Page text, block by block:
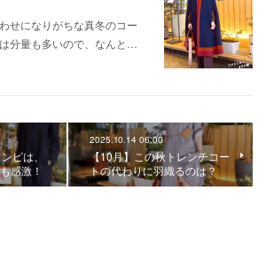
せになりがちな真冬のコー
分量も多いので、なんと…
ピは、
感激！
2025.10.14 06:00
【10月】この秋トレンチコー
トの代わりに羽織るのは？